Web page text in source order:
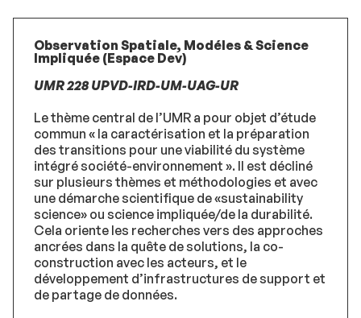
Observation Spatiale, Modéles & Science
Impliquée (Espace Dev)
UMR 228 UPVD-IRD-UM-UAG-UR
Le thème central de l’UMR a pour objet d’étude
commun « la caractérisation et la préparation
des transitions pour une viabilité du système
intégré société-environnement ». Il est décliné
sur plusieurs thèmes et méthodologies et avec
une démarche scientifique de «sustainability
science» ou science impliquée/de la durabilité.
Cela oriente les recherches vers des approches
ancrées dans la quête de solutions, la co-
construction avec les acteurs, et le
développement d’infrastructures de support et
de partage de données.